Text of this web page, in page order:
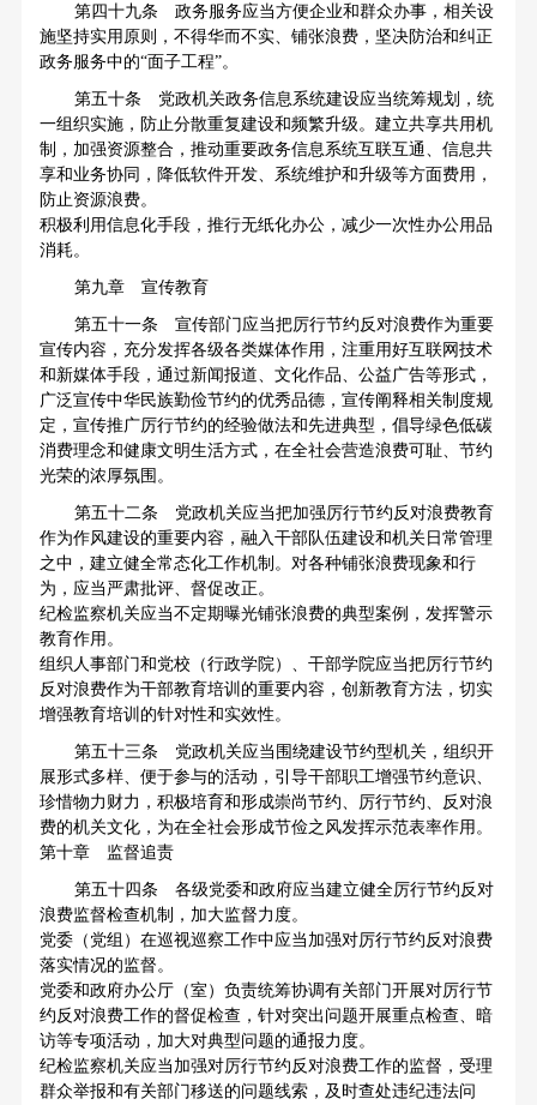
第四十九条 政务服务应当方便企业和群众办事，相关设
施坚持实用原则，不得华而不实、铺张浪费，坚决防治和纠正
政务服务中的“面子工程”。
第五十条 党政机关政务信息系统建设应当统筹规划，统
一组织实施，防止分散重复建设和频繁升级。建立共享共用机
制，加强资源整合，推动重要政务信息系统互联互通、信息共
享和业务协同，降低软件开发、系统维护和升级等方面费用，
防止资源浪费。
积极利用信息化手段，推行无纸化办公，减少一次性办公用品
消耗。
第九章 宣传教育
第五十一条 宣传部门应当把厉行节约反对浪费作为重要
宣传内容，充分发挥各级各类媒体作用，注重用好互联网技术
和新媒体手段，通过新闻报道、文化作品、公益广告等形式，
广泛宣传中华民族勤俭节约的优秀品德，宣传阐释相关制度规
定，宣传推广厉行节约的经验做法和先进典型，倡导绿色低碳
消费理念和健康文明生活方式，在全社会营造浪费可耻、节约
光荣的浓厚氛围。
第五十二条 党政机关应当把加强厉行节约反对浪费教育
作为作风建设的重要内容，融入干部队伍建设和机关日常管理
之中，建立健全常态化工作机制。对各种铺张浪费现象和行
为，应当严肃批评、督促改正。
纪检监察机关应当不定期曝光铺张浪费的典型案例，发挥警示
教育作用。
组织人事部门和党校（行政学院）、干部学院应当把厉行节约
反对浪费作为干部教育培训的重要内容，创新教育方法，切实
增强教育培训的针对性和实效性。
第五十三条 党政机关应当围绕建设节约型机关，组织开
展形式多样、便于参与的活动，引导干部职工增强节约意识、
珍惜物力财力，积极培育和形成崇尚节约、厉行节约、反对浪
费的机关文化，为在全社会形成节俭之风发挥示范表率作用。
第十章 监督追责
第五十四条 各级党委和政府应当建立健全厉行节约反对
浪费监督检查机制，加大监督力度。
党委（党组）在巡视巡察工作中应当加强对厉行节约反对浪费
落实情况的监督。
党委和政府办公厅（室）负责统筹协调有关部门开展对厉行节
约反对浪费工作的督促检查，针对突出问题开展重点检查、暗
访等专项活动，加大对典型问题的通报力度。
纪检监察机关应当加强对厉行节约反对浪费工作的监督，受理
群众举报和有关部门移送的问题线索，及时查处违纪违法问